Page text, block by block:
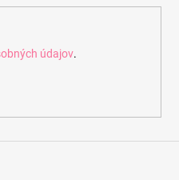
údajov.